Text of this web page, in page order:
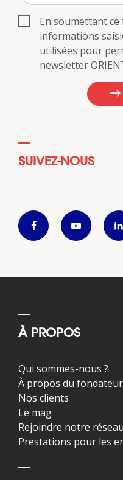
En soumettant ce
informations
utilisées pour
newsletter
SUIVEZ-NOUS
À PROPOS
Qui sommes-nous ?
À propos du fondateur
Nos clients
Le mag
Rejoindre notre réseau
Prestations pour les